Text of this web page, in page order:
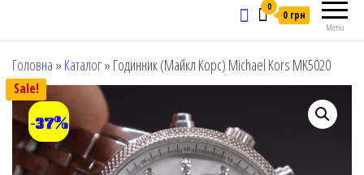
Menu
0
0 грн
Головна » Каталог» Годинник (Майкл Корс) Michael Kors MK5020
Sale!
-37%